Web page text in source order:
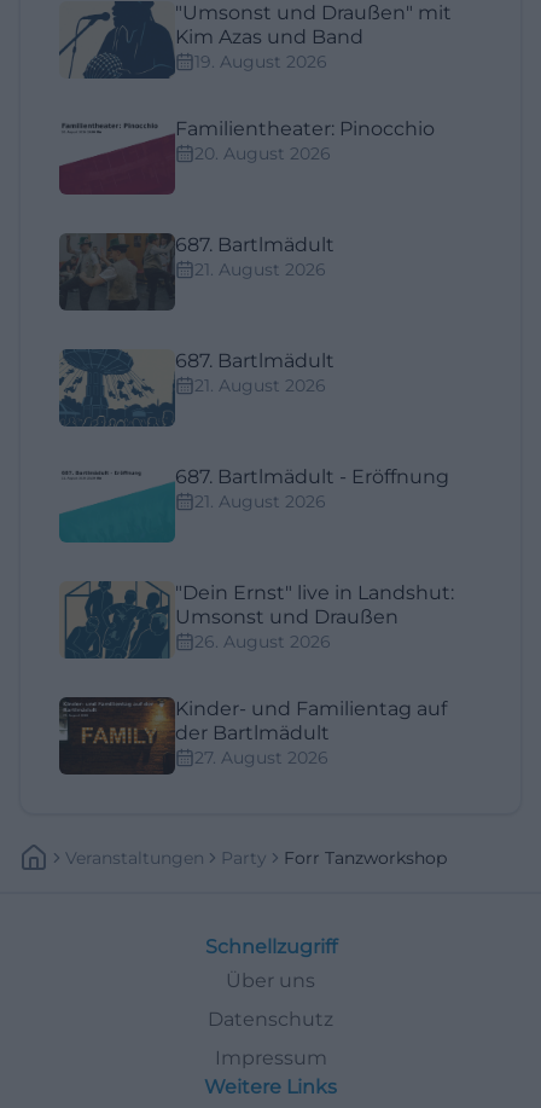
"Umsonst und Draußen" mit
Kim Azas und Band
19. August 2026
Familientheater: Pinocchio
20. August 2026
687. Bartlmädult
21. August 2026
687. Bartlmädult
21. August 2026
687. Bartlmädult - Eröffnung
21. August 2026
"Dein Ernst" live in Landshut:
Umsonst und Draußen
26. August 2026
Kinder- und Familientag auf
der Bartlmädult
27. August 2026
Veranstaltungen Party Forr Tanzworkshop
Schnellzugriff
Über uns
Datenschutz
Impressum
Weitere Links